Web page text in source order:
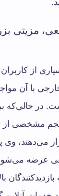
مزیتی
از کاربران
با آن
در حالی‌که
حجم مشخصی از
می‌دهند،
عرضه